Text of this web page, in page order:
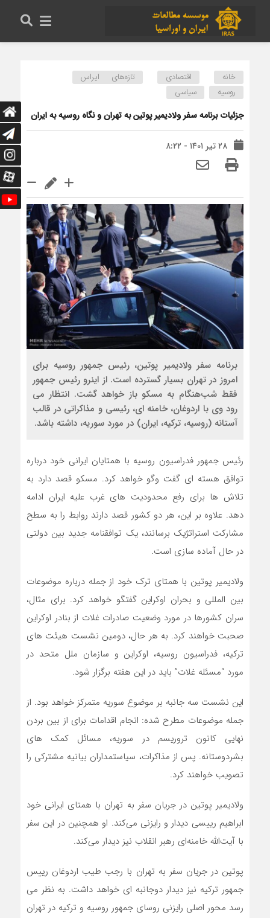
خانه اقتصادی
تازه‌های ایراس
روسیه
سیاسی
جزئیات برنامه سفر ولادیمیر پوتین به تهران و نگاه روسیه به ایران
۲۸ تیر ۱۴۰۱ - ۸:۲۲
برنامه سفر ولادیمیر پوتین، رئیس جمهور روسیه برای
امروز در تهران بسیار گسترده است. از اینرو رئیس جمهور
فقط شب‌هنگام به مسکو باز خواهد گشت. انتظار می
رود وی با اردوغان، خامنه ای، رئیسی و مذاکراتی در قالب
آستانه (روسیه، ترکیه، ایران) در مورد سوریه، داشته باشد.
رئیس جمهور فدراسیون روسیه با همتایان ایرانی خود درباره
توافق هسته ای گفت وگو خواهد کرد. مسکو قصد دارد به
تلاش ها برای رفع محدودیت های غرب علیه ایران ادامه
دهد. علاوه بر این، هر دو کشور قصد دارند روابط را به سطح
مشارکت استراتژیک برسانند، یک توافقنامه جدید بین دولتی
در حال آماده سازی است.
ولادیمیر پوتین با همتای ترک خود از جمله درباره موضوعات
بین المللی و بحران اوکراین گفتگو خواهد کرد. برای مثال،
سران کشورها در مورد وضعیت صادرات غلات از بنادر اوکراین
صحبت خواهند کرد. به هر حال، دومین نشست هیئت های
ترکیه، فدراسیون روسیه، اوکراین و سازمان ملل متحد در
مورد “مسئله غلات” باید در این هفته برگزار شود.
این نشست سه جانبه بر موضوع سوریه متمرکز خواهد بود. از
جمله موضوعات مطرح شده: انجام اقدامات برای از بین بردن
نهایی کانون تروریسم در سوریه، مسائل کمک های
بشردوستانه. پس از مذاکرات، سیاستمداران بیانیه مشترکی را
تصویب خواهند کرد.
ولادیمیر پوتین در جریان سفر به تهران با همتای ایرانی خود
ابراهیم رییسی دیدار و رایزنی می‌کند. او همچنین در این سفر
با آیت‌الله خامنه‌ای رهبر انقلاب نیز دیدار می‌کند.
پوتین در جریان سفر به تهران با رجب طیب اردوغان رییس
جمهور ترکیه نیز دیدار دوجانبه ای خواهد داشت. به نظر می
رسد محور اصلی رایزنی روسای جمهور روسیه و ترکیه در تهران